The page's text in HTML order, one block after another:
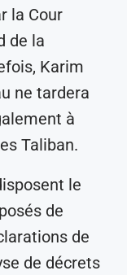
la Cour
de la
Karim
ne tardera
à
Taliban.
le
de
de
de décrets